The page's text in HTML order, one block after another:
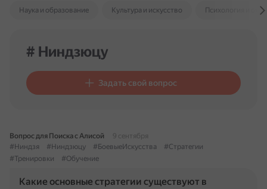
Наука и образование Культура и искусство Психология и
# Ниндзюцу
Задать свой вопрос
Вопрос для Поиска с Алисой
9 сентября
#Ниндзя
#Ниндзюцу #БоевыеИскусства
#Стратегии
#Тренировки
#Обучение
Какие основные стратегии существуют в